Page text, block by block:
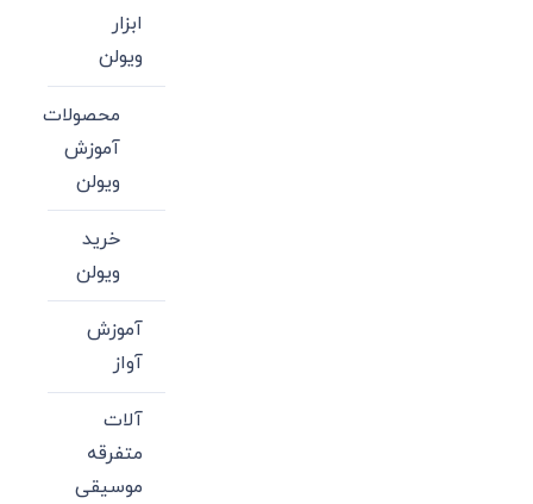
ابزار
ویولن
محصولات
آموزش
ویولن
خرید
ویولن
آموزش
آواز
آلات
متفرقه
موسیقی